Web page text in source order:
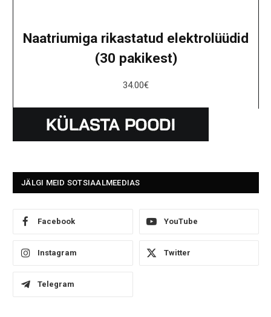
Naatriumiga rikastatud elektrolüüdid
(30 pakikest)
34.00€
JÄLGI MEID SOTSIAALMEEDIAS
Facebook YouTube
Instagram Twitter
Telegram